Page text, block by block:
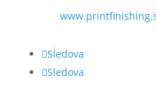
Sledova
Sledova